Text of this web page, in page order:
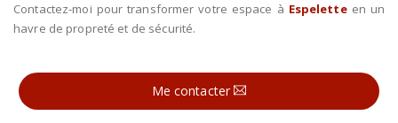
Contactez-moi pour transformer votre espace à Espeletteen un
havre de propreté et de sécurité.
Me contacter